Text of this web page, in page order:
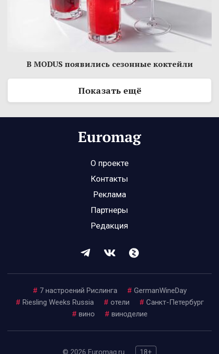
В MODUS появились сезонные коктейли
Показать ещё
О проекте
Контакты
Реклама
Партнеры
Редакция
# 7 настроений Рислинга # GermanWineDay
# Riesling Weeks Russia # отели # Санкт-Петербург
# вино # виноделие
© 2026 Euromag.ru 18+